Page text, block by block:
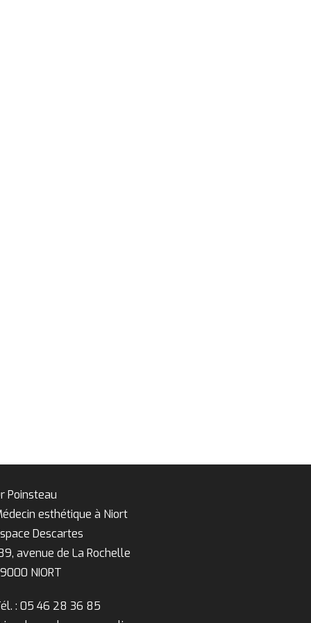
Poinsteau
esthétique à Niort
Descartes
avenue de La Rochelle
NIORT
: 05 46 28 36 85